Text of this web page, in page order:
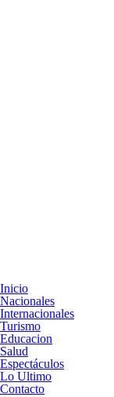
Inicio
Nacionales
Internacionales
Turismo
Educacion
Salud
Espectáculos
Lo Ultimo
Contacto